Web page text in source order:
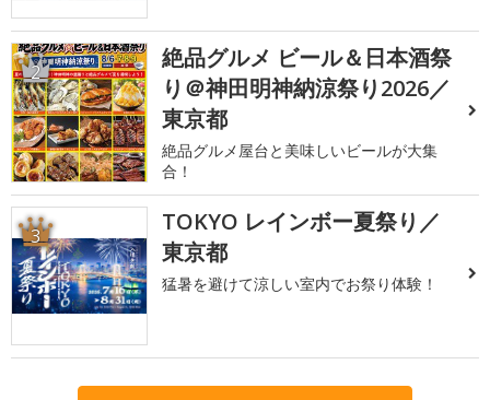
2
絶品グルメ ビール＆日本酒祭
り＠神田明神納涼祭り2026／
東京都
絶品グルメ屋台と美味しいビールが大集
合！
3
TOKYO レインボー夏祭り／
東京都
猛暑を避けて涼しい室内でお祭り体験！